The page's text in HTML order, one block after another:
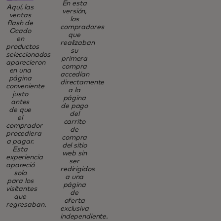
Aquí, las
ventas
flash de
Ocado
en
productos
seleccionados
aparecieron
en una
página
conveniente
justo
antes
de que
el
comprador
procediera
a pagar.
Esta
experiencia
apareció
solo
para los
visitantes
que
regresaban.
En esta
versión,
los
compradores
que
realizaban
su
primera
compra
accedían
directamente
a la
página
de pago
del
carrito
de
compra
del sitio
web sin
ser
redirigidos
a una
página
de
oferta
exclusiva
independiente.